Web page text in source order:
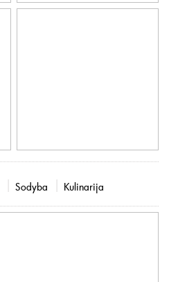
Sodyba Kulinarija